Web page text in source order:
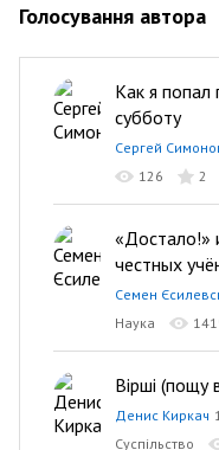
Голосування автора
Как я
субботу
Сергей
126
2
«Достало!»
честных
Семен
Наука
Вірші (пощу
Денис Киркач
Суспільство